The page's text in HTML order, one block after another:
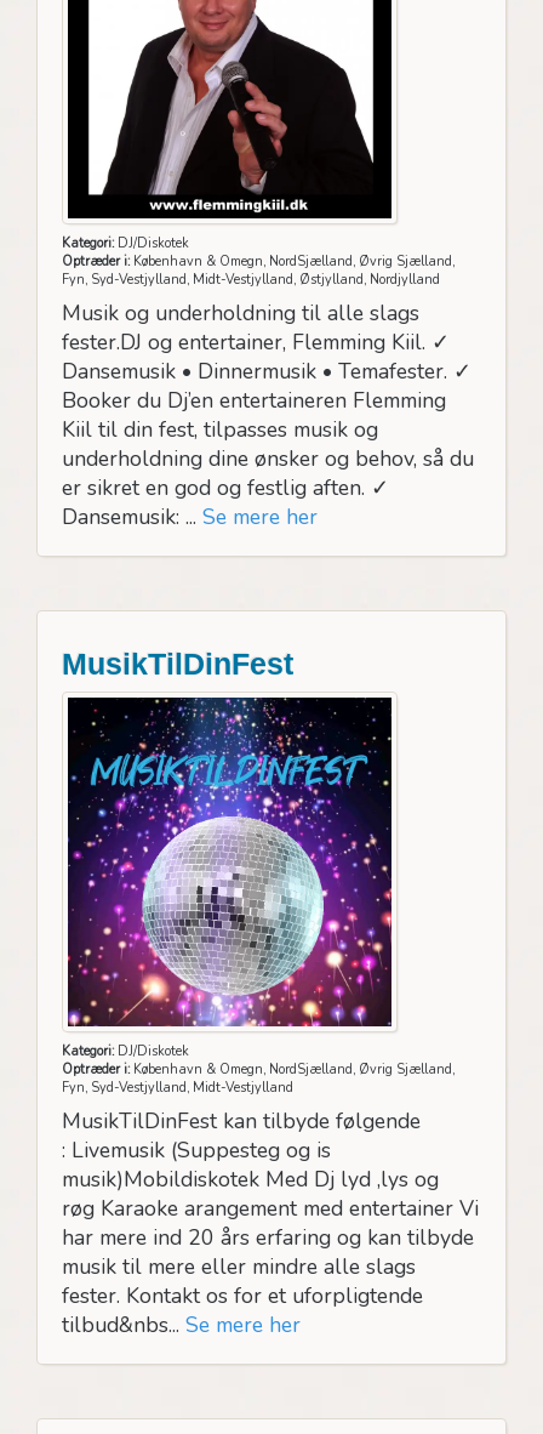
Kategori:DJ/Diskotek
Optræder i:København & Omegn, NordSjælland, Øvrig Sjælland,
Fyn, Syd-Vestjylland, Midt-Vestjylland, Østjylland, Nordjylland
Musik og underholdning til alle slags
fester.DJ og entertainer, Flemming Kiil. ✓
Dansemusik • Dinnermusik • Temafester. ✓
Booker du Dj’en entertaineren Flemming
Kiil til din fest, tilpasses musik og
underholdning dine ønsker og behov, så du
er sikret en god og festlig aften. ✓
Dansemusik: ... Se mere her
MusikTilDinFest
Kategori:DJ/Diskotek
Optræder i:København & Omegn, NordSjælland, Øvrig Sjælland,
Fyn, Syd-Vestjylland, Midt-Vestjylland
MusikTilDinFest kan tilbyde følgende
: Livemusik (Suppesteg og is
musik)Mobildiskotek Med Dj lyd ,lys og
røg Karaoke arangement med entertainer Vi
har mere ind 20 års erfaring og kan tilbyde
musik til mere eller mindre alle slags
fester. Kontakt os for et uforpligtende
tilbud&nbs... Se mere her